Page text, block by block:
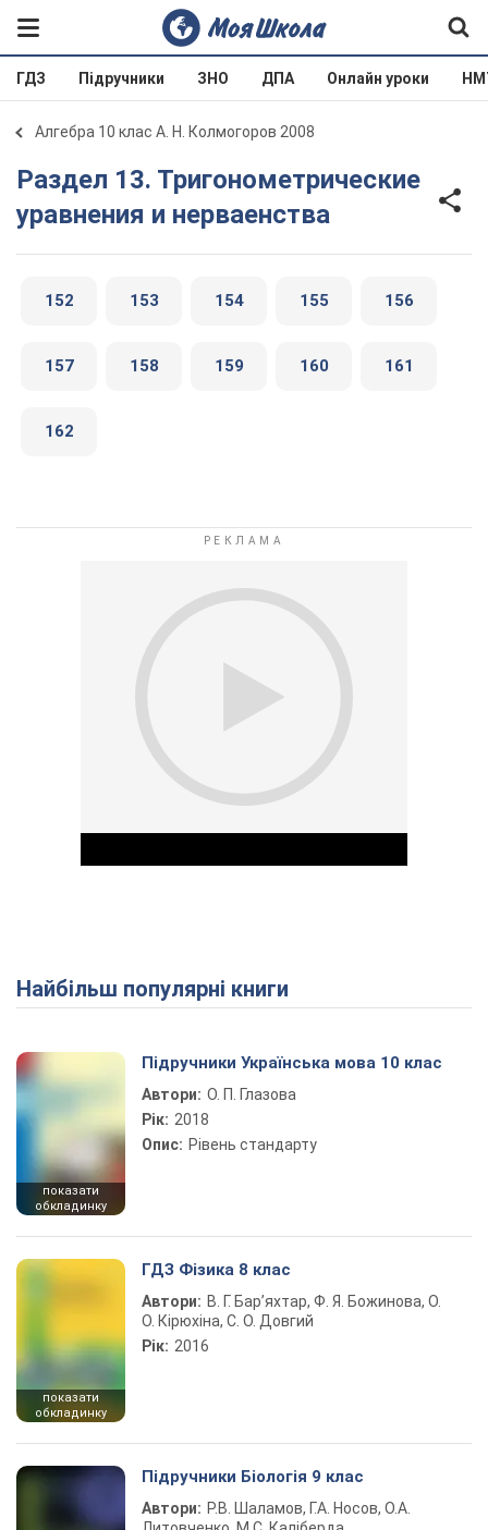
ГДЗ Підручники ЗНО ДПА Онлайн уроки
Алгебра 10 клас А. Н. Колмогоров 2008
Раздел 13. Тригонометрические
уравнения и нерваенства
152 153 154 155 156
157 158 159 160 161
162
Play Video
Найбільш популярні книги
показати
обкладинку
Підручники Українська мова 10 клас
Автори: О. П. Глазова
Рік: 2018
Опис: Рівень стандарту
показати
обкладинку
ГДЗ Фізика 8 клас
Автори: В. Г. Бар’яхтар, Ф. Я. Божинова, О.
О. Кірюхіна, С. О. Довгий
Рік: 2016
Підручники Біологія 9 клас
Автори: Р.В. Шаламов, Г.А. Носов, О.А.